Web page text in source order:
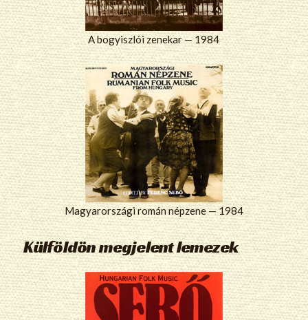
A bogyiszlói zenekar — 1984
Magyarországi román népzene — 1984
Külföldön megjelent lemezek